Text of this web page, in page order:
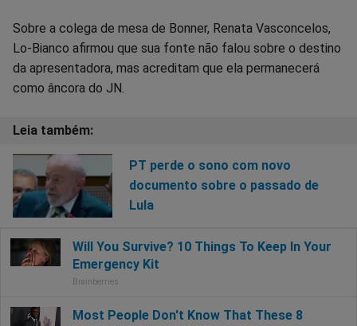
Sobre a colega de mesa de Bonner, Renata Vasconcelos,
Lo-Bianco afirmou que sua fonte não falou sobre o destino
da apresentadora, mas acreditam que ela permanecerá
como âncora do JN.
PT perde o sono com novo
documento sobre o passado de
Lula